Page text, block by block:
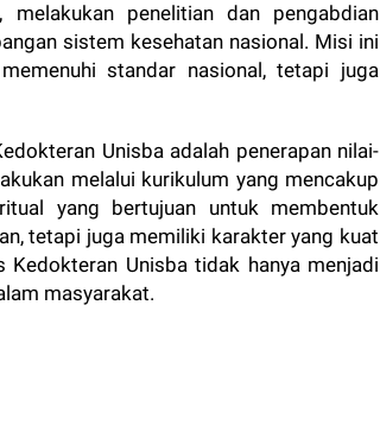
melakukan penelitian dan pengabdian
sistem kesehatan nasional. Misi ini
standar nasional, tetapi juga
Unisba adalah penerapan nilai-
melalui kurikulum yang mencakup
yang bertujuan untuk membentuk
tetapi juga memiliki karakter yang kuat
Kedokteran Unisba tidak hanya menjadi
masyarakat.